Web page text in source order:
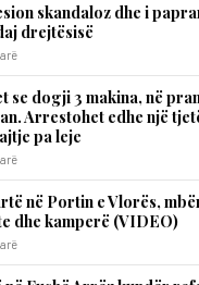
skandaloz dhe i
drejtësisë
se dogji 3 makina, në
Arrestohet edhe një
pa leje
në Portin e Vlorës,
dhe kamperë (VIDEO)